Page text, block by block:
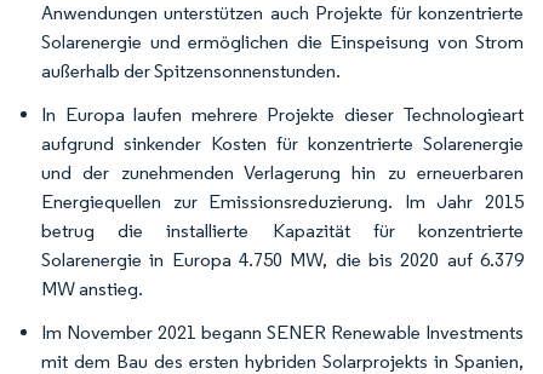
Anwendungen unterstützen auch Projekte für konzentrierte
Solarenergie und ermöglichen die Einspeisung von Strom
außerhalb der Spitzensonnenstunden.
In Europa laufen mehrere Projekte dieser Technologieart
aufgrund sinkender Kosten für konzentrierte Solarenergie
und der zunehmenden Verlagerung hin zu erneuerbaren
Energiequellen zur Emissionsreduzierung. Im Jahr 2015
betrug die installierte Kapazität für konzentrierte
Solarenergie in Europa 4.750 MW, die bis 2020 auf 6.379
MW anstieg.
Im November 2021 begann SENER Renewable Investments
mit dem Bau des ersten hybriden Solarprojekts in Spanien,